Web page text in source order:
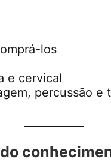
los
e cervical
percussão e